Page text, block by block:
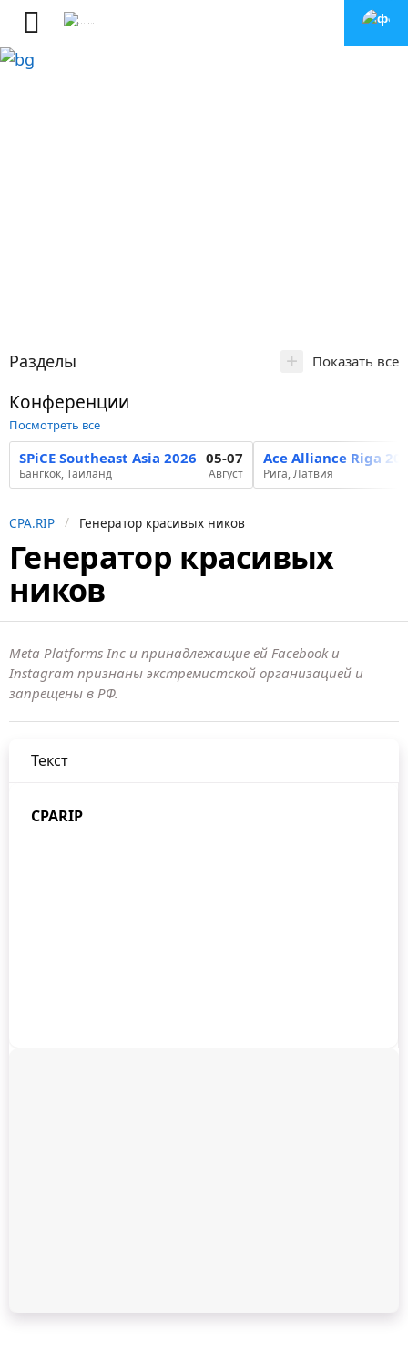
Разделы + Показать все
Конференции
Посмотреть все
SPiCE Southeast Asia 2026
Бангкок, Таиланд
05-07
Август
Ace Alliance Riga
Рига, Латвия
CPA.RIP Генератор красивых ников
Генератор красивых
ников
Meta Platforms Inc и принадлежащие ей Facebook и
Instagram признаны экстремистской организацией и
запрещены в РФ.
Текст